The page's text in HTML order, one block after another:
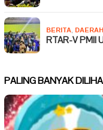
BERITA DAERAH
RTAR-V PMII
PALING BANYAK